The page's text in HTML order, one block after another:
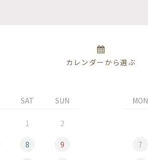
カレンダーから選ぶ
SAT SUN
1 2
8 9
MON
7